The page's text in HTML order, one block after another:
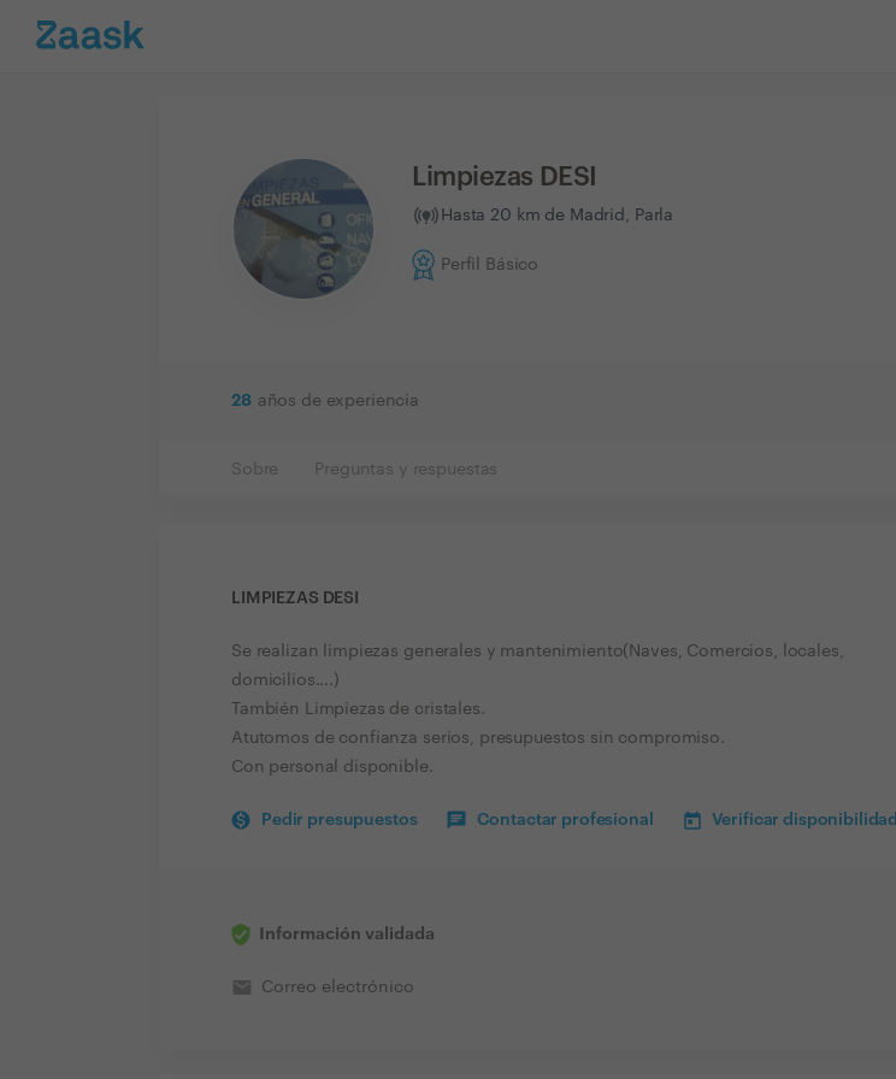
Limpiezas DESI
Hasta 20 km de Madrid, Parla
Perfil Básico
28 años de experiencia
Sobre Preguntas y respuestas
LIMPIEZAS DESI
Se realizan limpiezas generales y mantenimiento(Naves, Comercios, locales,
domicilios....)
También Limpiezas de cristales.
Atutomos de confianza serios, presupuestos sin compromiso.
Con personal disponible.
Pedir presupuestos Contactar profesional Verificar disponibilidad
Información validada
email Correo electrónico